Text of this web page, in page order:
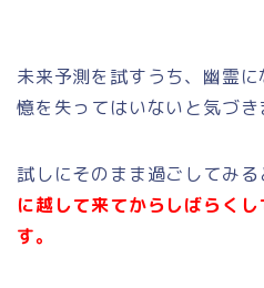
未来予測を試すうち、幽霊
憶を失ってはいないと気づき
試しにそのまま過ごしてみる
に越して来てからしばらく
す。